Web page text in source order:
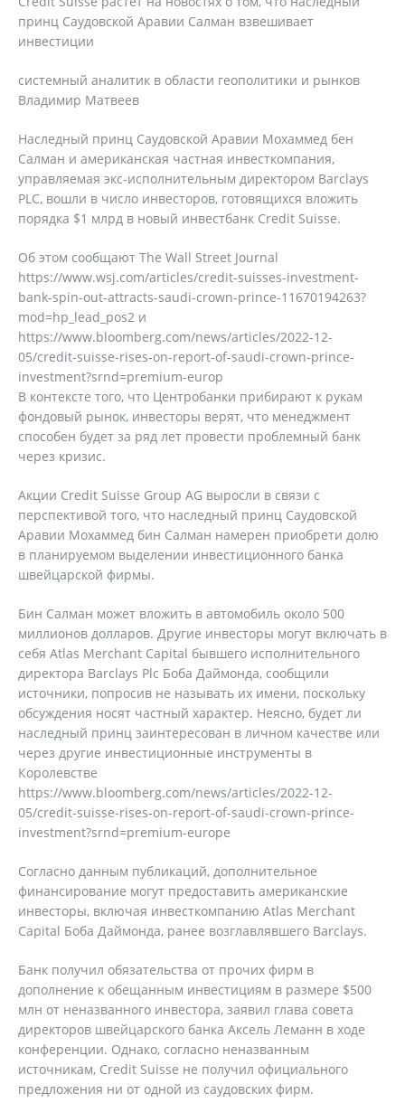
принц Саудовской Аравии Салман взвешивает
инвестиции
системный аналитик в области геополитики и рынков
Владимир Матвеев
Наследный принц Саудовской Аравии Мохаммед бен
Салман и американская частная инвесткомпания,
управляемая экс-исполнительным директором Barclays
PLC, вошли в число инвесторов, готовящихся вложить
порядка $1 млрд в новый инвестбанк Credit Suisse.
Об этом сообщают The Wall Street Journal
https://www.wsj.com/articles/credit-suisses-investment-
bank-spin-out-attracts-saudi-crown-prince-11670194263?
mod=hp_lead_pos2 и
https://www.bloomberg.com/news/articles/2022-12-
05/credit-suisse-rises-on-report-of-saudi-crown-prince-
investment?srnd=premium-europ
В контексте того, что Центробанки прибирают к рукам
фондовый рынок, инвесторы верят, что менеджмент
способен будет за ряд лет провести проблемный банк
через кризис.
Акции Credit Suisse Group AG выросли в связи с
перспективой того, что наследный принц Саудовской
Аравии Мохаммед бин Салман намерен приобрети долю
в планируемом выделении инвестиционного банка
швейцарской фирмы.
Бин Салман может вложить в автомобиль около 500
миллионов долларов. Другие инвесторы могут включать в
себя Atlas Merchant Capital бывшего исполнительного
директора Barclays Plc Боба Даймонда, сообщили
источники, попросив не называть их имени, поскольку
обсуждения носят частный характер. Неясно, будет ли
наследный принц заинтересован в личном качестве или
через другие инвестиционные инструменты в
Королевстве
https://www.bloomberg.com/news/articles/2022-12-
05/credit-suisse-rises-on-report-of-saudi-crown-prince-
investment?srnd=premium-europe
Согласно данным публикаций, дополнительное
финансирование могут предоставить американские
инвесторы, включая инвесткомпанию Atlas Merchant
Capital Боба Даймонда, ранее возглавлявшего Barclays.
Банк получил обязательства от прочих фирм в
дополнение к обещанным инвестициям в размере $500
млн от неназванного инвестора, заявил глава совета
директоров швейцарского банка Аксель Леманн в ходе
конференции. Однако, согласно неназванным
источникам, Credit Suisse не получил официального
предложения ни от одной из саудовских фирм.